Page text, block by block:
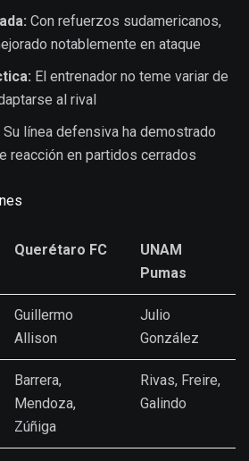
Con refuerzos sudamericanos,
notablemente en ataque
El entrenador no teme variar de
al rival
Su línea defensiva ha demostrado
reacción en partidos cerrados
Querétaro FC
UNAM
Pumas
Guillermo
Allison
Julio
González
Barrera,
Mendoza,
Zúñiga
Rivas, Freire,
Galindo